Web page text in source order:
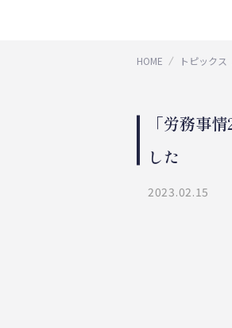
HOME トピックス
「労務事
した
2023.02.15